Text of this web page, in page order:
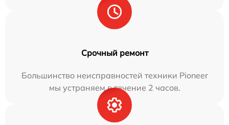
Срочный ремонт
Большинство неисправностей техники Pioneer
мы устраняем в течение 2 часов.